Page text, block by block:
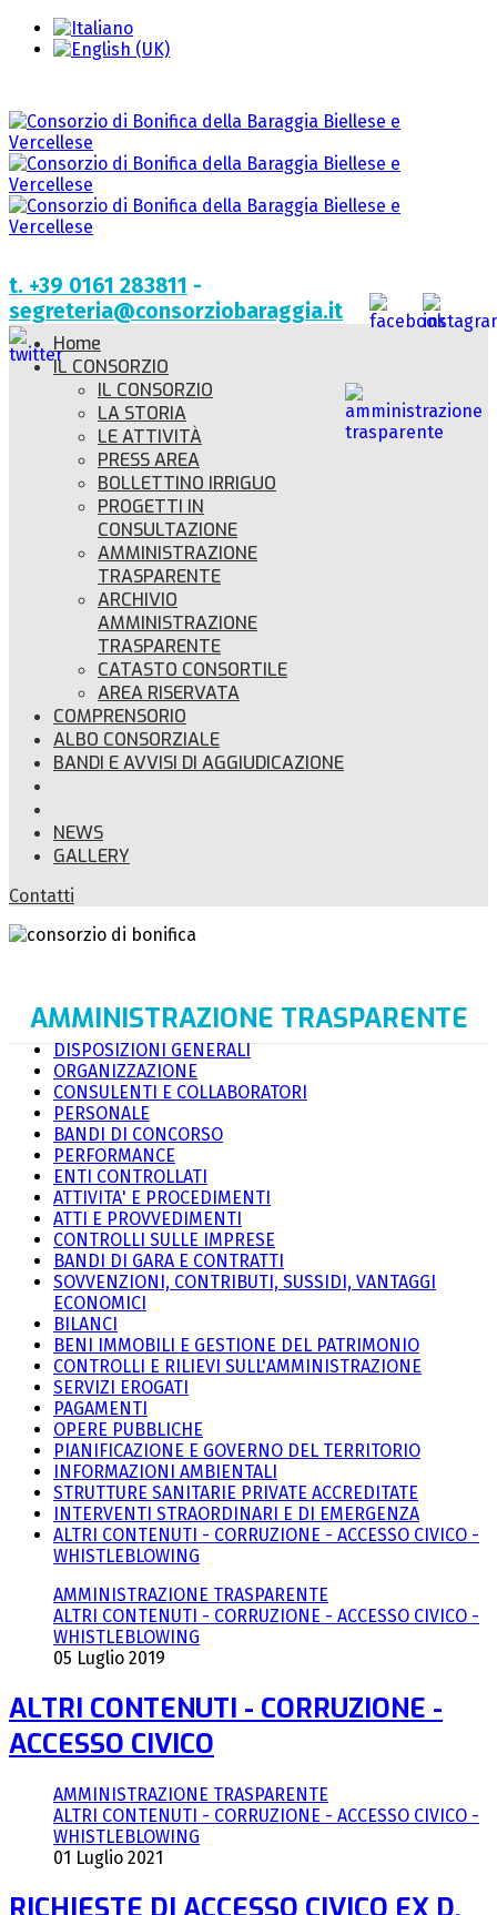
t. +39 0161 283811 -
segreteria@consorziobaraggia.it
Home
IL CONSORZIO
IL CONSORZIO
LA STORIA
LE ATTIVITÀ
PRESS AREA
BOLLETTINO IRRIGUO
PROGETTI IN
CONSULTAZIONE
AMMINISTRAZIONE
TRASPARENTE
ARCHIVIO
AMMINISTRAZIONE
TRASPARENTE
CATASTO CONSORTILE
AREA RISERVATA
COMPRENSORIO
ALBO CONSORZIALE
BANDI E AVVISI DI AGGIUDICAZIONE
NEWS
GALLERY
Contatti
AMMINISTRAZIONE TRASPARENTE
DISPOSIZIONI GENERALI
ORGANIZZAZIONE
CONSULENTI E COLLABORATORI
PERSONALE
BANDI DI CONCORSO
PERFORMANCE
ENTI CONTROLLATI
ATTIVITA' E PROCEDIMENTI
ATTI E PROVVEDIMENTI
CONTROLLI SULLE IMPRESE
BANDI DI GARA E CONTRATTI
SOVVENZIONI, CONTRIBUTI, SUSSIDI, VANTAGGI
ECONOMICI
BILANCI
BENI IMMOBILI E GESTIONE DEL PATRIMONIO
CONTROLLI E RILIEVI SULL'AMMINISTRAZIONE
SERVIZI EROGATI
PAGAMENTI
OPERE PUBBLICHE
PIANIFICAZIONE E GOVERNO DEL TERRITORIO
INFORMAZIONI AMBIENTALI
STRUTTURE SANITARIE PRIVATE ACCREDITATE
INTERVENTI STRAORDINARI E DI EMERGENZA
ALTRI CONTENUTI - CORRUZIONE - ACCESSO CIVICO -
WHISTLEBLOWING
AMMINISTRAZIONE TRASPARENTE
ALTRI CONTENUTI - CORRUZIONE - ACCESSO CIVICO -
WHISTLEBLOWING
05 Luglio 2019
ALTRI CONTENUTI - CORRUZIONE -
ACCESSO CIVICO
AMMINISTRAZIONE TRASPARENTE
ALTRI CONTENUTI - CORRUZIONE - ACCESSO CIVICO -
WHISTLEBLOWING
01 Luglio 2021